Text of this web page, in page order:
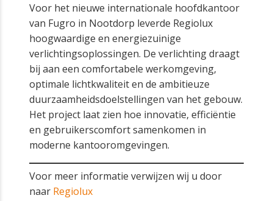
Voor het nieuwe internationale hoofdkantoor
van Fugro in Nootdorp leverde Regiolux
hoogwaardige en energiezuinige
verlichtingsoplossingen. De verlichting draagt
bij aan een comfortabele werkomgeving,
optimale lichtkwaliteit en de ambitieuze
duurzaamheidsdoelstellingen van het gebouw.
Het project laat zien hoe innovatie, efficiëntie
en gebruikerscomfort samenkomen in
moderne kantooromgevingen.
Voor meer informatie verwijzen wij u door
naar Regiolux